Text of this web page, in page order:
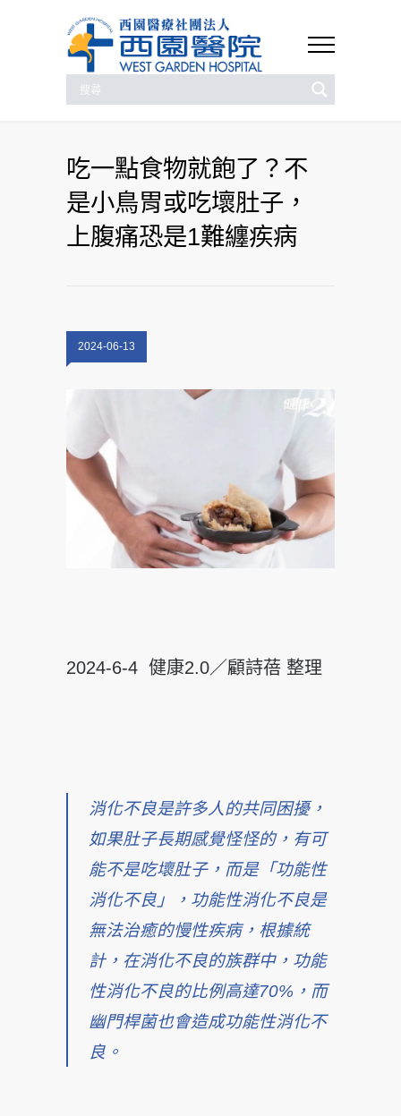
吃一點食物就飽了？不
是小鳥胃或吃壞肚子，
上腹痛恐是1難纏疾病
2024-06-13
2024-6-4 健康2.0／顧詩蓓 整理
消化不良是許多人的共同困擾，
如果肚子長期感覺怪怪的，有可
能不是吃壞肚子，而是「功能性
消化不良」，功能性消化不良是
無法治癒的慢性疾病，根據統
計，在消化不良的族群中，功能
性消化不良的比例高達70%，而
幽門桿菌也會造成功能性消化不
良。